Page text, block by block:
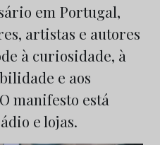
em Portugal,
artistas e autores
à curiosidade, à
e aos
manifesto está
e lojas.